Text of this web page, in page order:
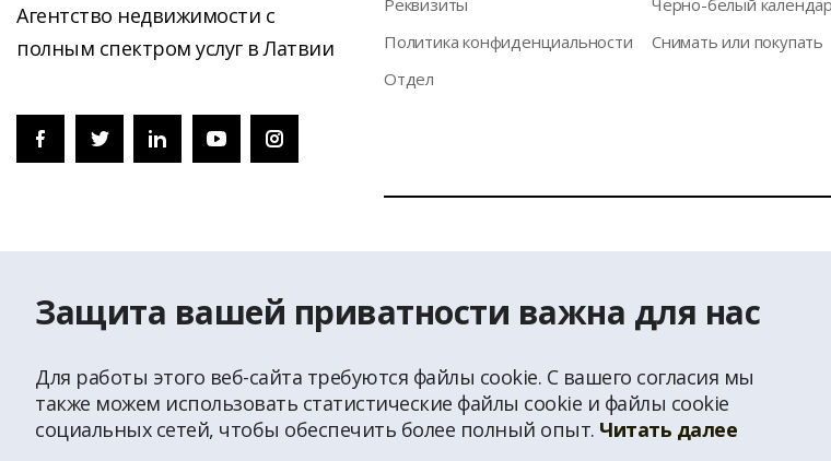
Защита вашей приватности важна для нас
Для работы этого веб-сайта требуются файлы cookie. С вашего согласия мы
также можем использовать статистические файлы cookie и файлы cookie
социальных сетей, чтобы обеспечить более полный опыт. Читать далее
Агентство недвижимости с
полным спектром услуг в Латвии
Pеквизиты
Политика конфиденциальности
Отдел
Черно-белый
Снимать или покупать
служба